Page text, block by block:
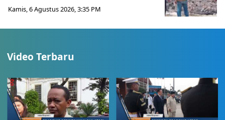
Kamis, 6 Agustus 2026, 3:35 PM
Video Terbaru